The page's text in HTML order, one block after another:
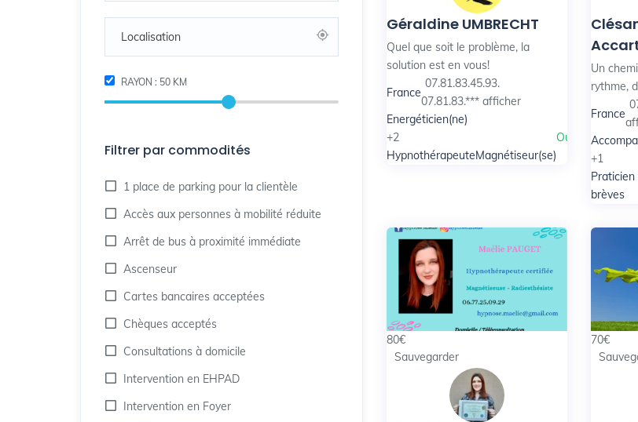
RAYON : 50 KM
Filtrer par commodités
1 place de parking pour la clientèle
Accès aux personnes à mobilité réduite
Arrêt de bus à proximité immédiate
Ascenseur
Cartes bancaires acceptées
Chèques acceptés
Consultations à domicile
Intervention en EHPAD
Intervention en Foyer
Géraldine UMBRECHT
Quel que soit le problème, la
solution est en vous!
France
07.81.83.45.93.
07.81.83.*** afficher
Energéticien(ne)
+2
HypnothérapeuteMagnétiseur(se)
Ouvert
Un
rythme,
France
+1
brèves
80€
Sauvegarder
70€